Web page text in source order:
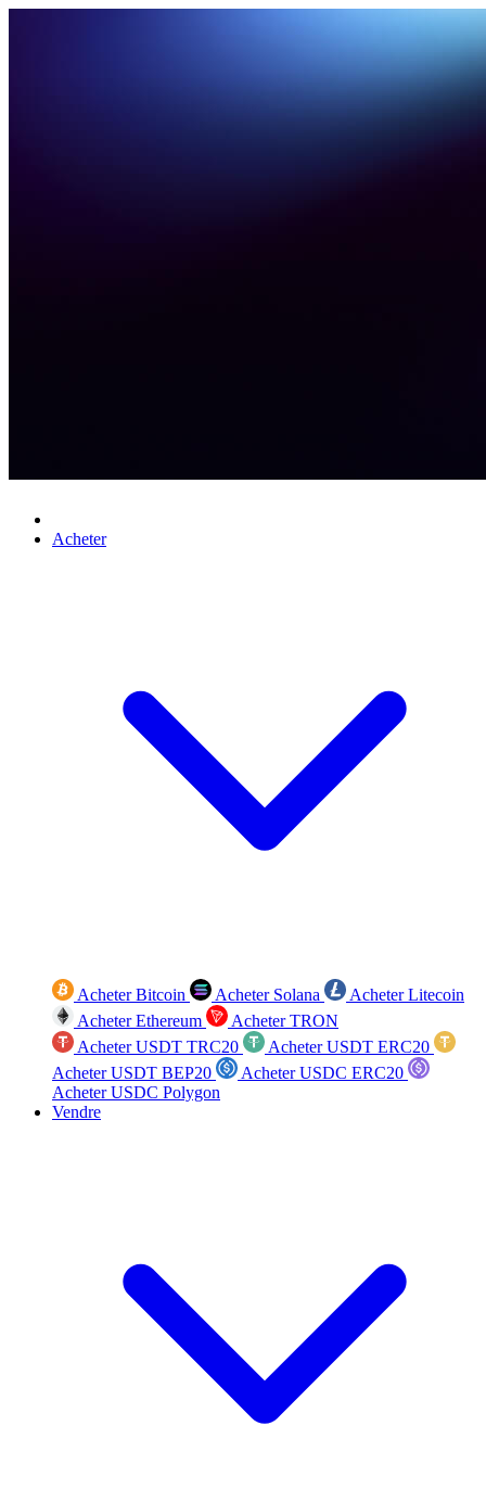
Acheter
Acheter Bitcoin Acheter Solana
Acheter Litecoin
Acheter Ethereum
Acheter TRON
Acheter USDT TRC20
Acheter USDT ERC20
Acheter USDT BEP20
Acheter USDC ERC20
Acheter USDC Polygon
Vendre